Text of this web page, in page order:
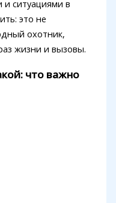
ситуациями в
это не
охотник,
жизни и вызовы.
что важно